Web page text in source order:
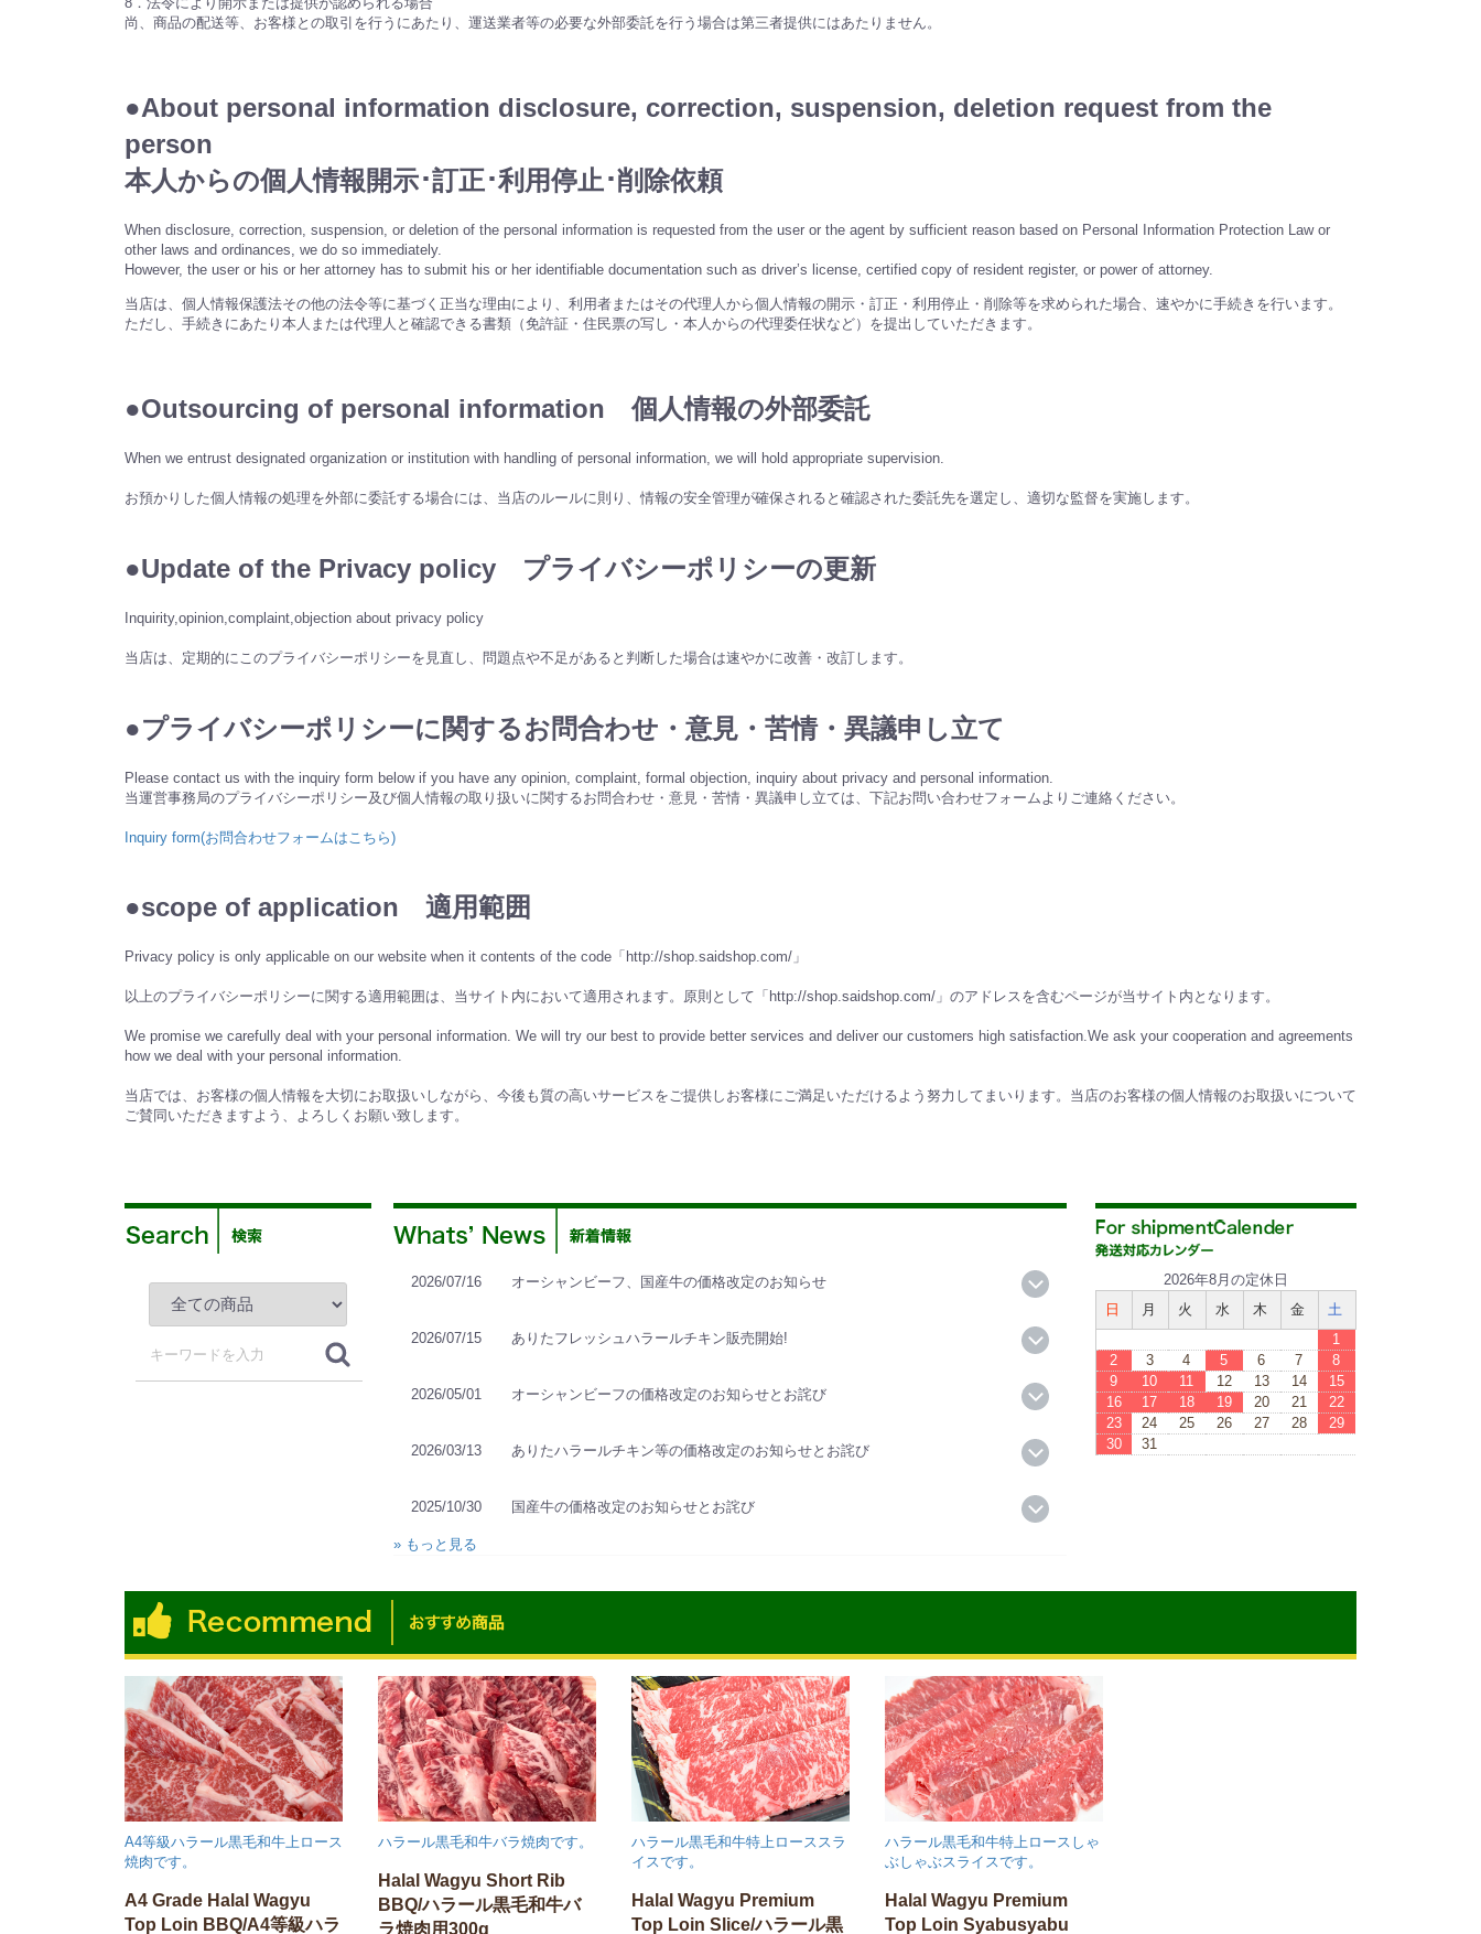
尚、商品の配送等、お客様との取引を行うにあたり、運送業者等の必要な外部委託を行う場合は第三者提供にはあたりません。
●About personal information disclosure, correction, suspension, deletion request from the
person
本人からの個人情報開示･訂正･利用停止･削除依頼
When disclosure, correction, suspension, or deletion of the personal information is requested from the user or the agent by sufficient reason based on Personal Information Protection Law or
other laws and ordinances, we do so immediately.
However, the user or his or her attorney has to submit his or her identifiable documentation such as driver’s license, certified copy of resident register, or power of attorney.
当店は、個人情報保護法その他の法令等に基づく正当な理由により、利用者またはその代理人から個人情報の開示・訂正・利用停止・削除等を求められた場合、速やかに手続きを行います。
ただし、手続きにあたり本人または代理人と確認できる書類（免許証・住民票の写し・本人からの代理委任状など）を提出していただきます。
●Outsourcing of personal information 個人情報の外部委託
When we entrust designated organization or institution with handling of personal information, we will hold appropriate supervision.
お預かりした個人情報の処理を外部に委託する場合には、当店のルールに則り、情報の安全管理が確保されると確認された委託先を選定し、適切な監督を実施します。
●Update of the Privacy policy プライバシーポリシーの更新
Inquirity,opinion,complaint,objection about privacy policy
当店は、定期的にこのプライバシーポリシーを見直し、問題点や不足があると判断した場合は速やかに改善・改訂します。
●プライバシーポリシーに関するお問合わせ・意見・苦情・異議申し立て
Please contact us with the inquiry form below if you have any opinion, complaint, formal objection, inquiry about privacy and personal information.
当運営事務局のプライバシーポリシー及び個人情報の取り扱いに関するお問合わせ・意見・苦情・異議申し立ては、下記お問い合わせフォームよりご連絡ください。
Inquiry form(お問合わせフォームはこちら)
●scope of application 適用範囲
Privacy policy is only applicable on our website when it contents of the code「http://shop.saidshop.com/」
以上のプライバシーポリシーに関する適用範囲は、当サイト内において適用されます。原則として「http://shop.saidshop.com/」のアドレスを含むページが当サイト内となります。
We promise we carefully deal with your personal information. We will try our best to provide better services and deliver our customers high satisfaction.We ask your cooperation and agreements
how we deal with your personal information.
当店では、お客様の個人情報を大切にお取扱いしながら、今後も質の高いサービスをご提供しお客様にご満足いただけるよう努力してまいります。当店のお客様の個人情報のお取扱いについて
ご賛同いただきますよう、よろしくお願い致します。
2026/07/16 オーシャンビーフ、国産牛の価格改定のお知らせ
2026/07/15 ありたフレッシュハラールチキン販売開始!
2026/05/01 オーシャンビーフの価格改定のお知らせとお詫び
2026/03/13 ありたハラールチキン等の価格改定のお知らせとお詫び
2025/10/30 国産牛の価格改定のお知らせとお詫び
» もっと見る
2026年8月の定休日
日
月 火 水 木 金
土
1
2
3 4 5 6 7
8
9
10 11 12 13 14
15
16
17 18 19 20 21
22
23
24 25 26 27 28
29
30
31
A4等級ハラール黒毛和牛上ロース
焼肉です。
A4 Grade Halal Wagyu
Top Loin BBQ/A4等級ハラ
ハラール黒毛和牛バラ焼肉です。
Halal Wagyu Short Rib
BBQ/ハラール黒毛和牛バ
ラ焼肉用300g
ハラール黒毛和牛特上ローススラ
イスです。
Halal Wagyu Premium
Top Loin Slice/ハラール黒
ハラール黒毛和牛特上ロースしゃ
ぶしゃぶスライスです。
Halal Wagyu Premium
Top Loin Syabusyabu